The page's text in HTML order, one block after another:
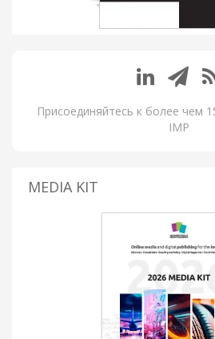
Присоединяйтесь к более чем
IMP
MEDIA KIT